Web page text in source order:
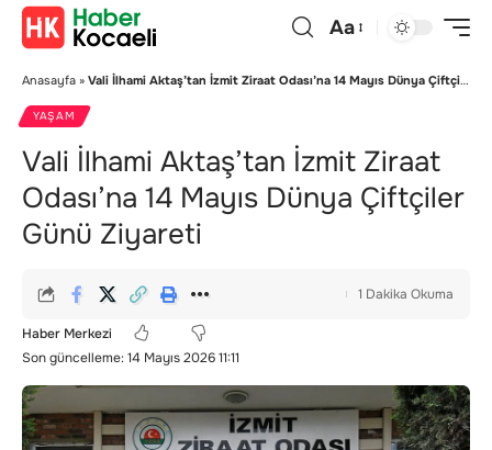
Aa
Anasayfa » Vali İlhami Aktaş’tan İzmit Ziraat Odası’na 14 Mayıs Dünya Çiftçiler Günü Ziyareti
YAŞAM
Vali İlhami Aktaş’tan İzmit Ziraat
Odası’na 14 Mayıs Dünya Çiftçiler
Günü Ziyareti
Son güncelleme: 14 Mayıs 2026 11:11
Haber Merkezi
1 Dakika Okuma